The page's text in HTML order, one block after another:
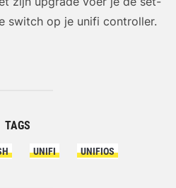
switch op je unifi controller.
TAGS
UNIFI UNIFIOS